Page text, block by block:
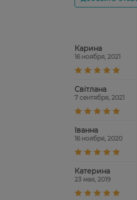
Карина
16 ноября, 2021
Світлана
7 сентября, 2021
Іванна
16 ноября, 2020
Катерина
23 мая, 2019